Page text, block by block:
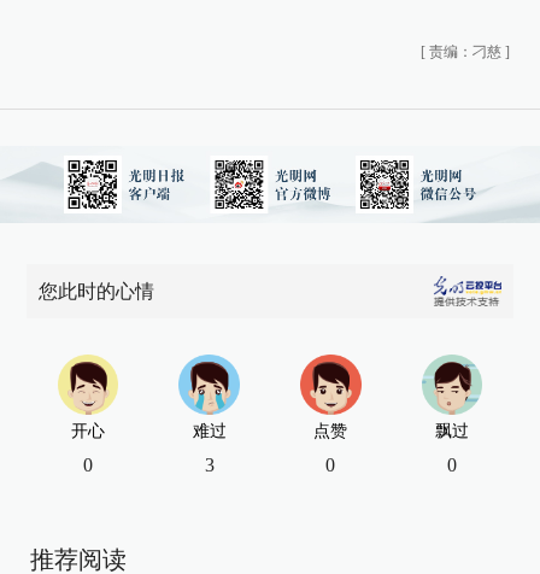
[ 责编：刁慈 ]
您此时的心情
开心
0
难过
3
点赞
0
飘过
0
推荐阅读